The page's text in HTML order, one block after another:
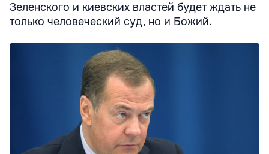
Зеленского и киевских властей будет ждать не
только человеческий суд, но и Божий.